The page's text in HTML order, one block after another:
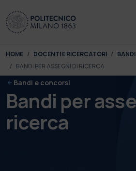
You are here:
HOME DOCENTI E RICERCATORI
BANDI PER ASSEGNI DI RICERCA
Bandi e concorsi
Bandi per
ricerca